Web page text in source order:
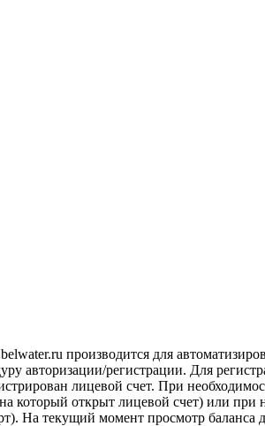
производится для
авторизации/регистрации. Для
лицевой счет. При
который открыт лицевой счет) или
На текущий момент просмотр